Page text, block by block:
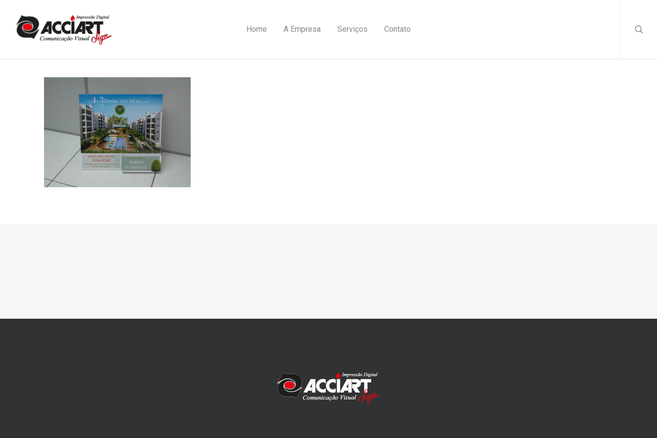
Home A Empresa Serviços Contato